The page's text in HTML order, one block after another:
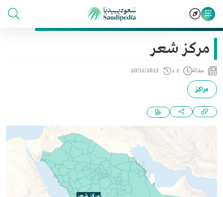
مركز شعر
مقالة 2 د 20/11/2023
مراكز